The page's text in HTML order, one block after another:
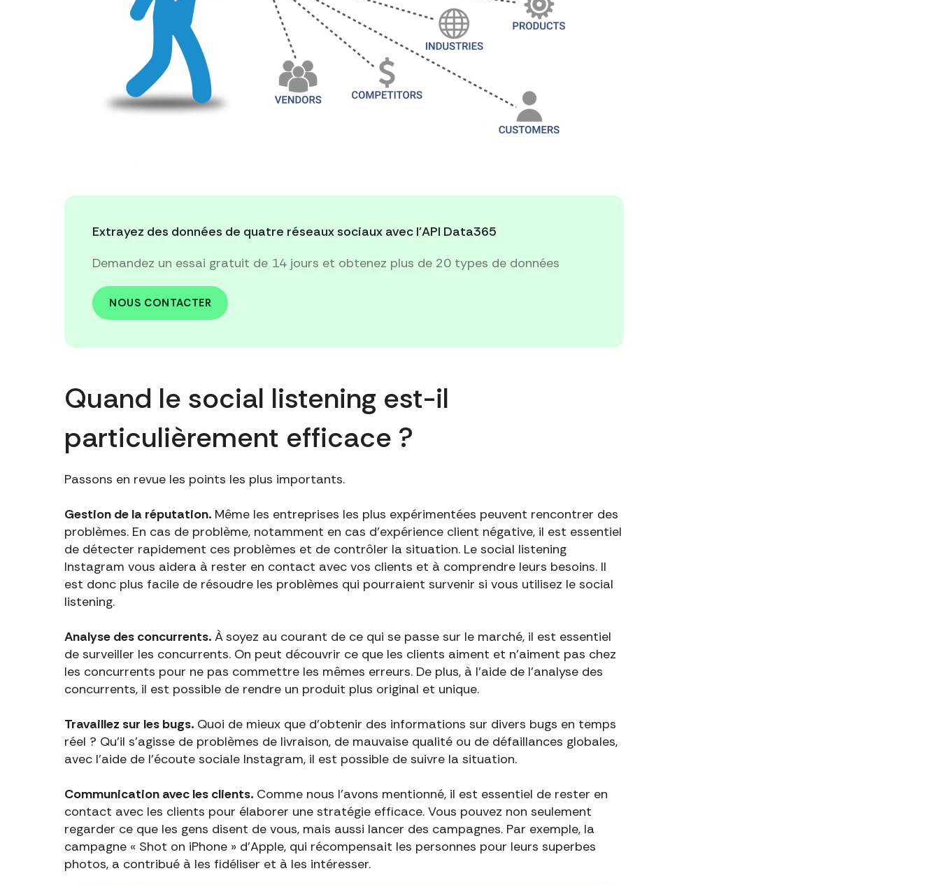
Extrayez des données de quatre réseaux sociaux avec l'API Data365
Demandez un essai gratuit de 14 jours et obtenez plus de 20 types de données
NOUS CONTACTER
Quand le social listening est-il
particulièrement efficace ?
Passons en revue les points les plus importants.
Gestion de la réputation. Même les entreprises les plus expérimentées peuvent rencontrer des
problèmes. En cas de problème, notamment en cas d'expérience client négative, il est essentiel
de détecter rapidement ces problèmes et de contrôler la situation. Le social listening
Instagram vous aidera à rester en contact avec vos clients et à comprendre leurs besoins. Il
est donc plus facile de résoudre les problèmes qui pourraient survenir si vous utilisez le social
listening.
Analyse des concurrents. Àsoyez au courant de ce qui se passe sur le marché, il est essentiel
de surveiller les concurrents. On peut découvrir ce que les clients aiment et n'aiment pas chez
les concurrents pour ne pas commettre les mêmes erreurs. De plus, à l'aide de l'analyse des
concurrents, il est possible de rendre un produit plus original et unique.
Travaillez sur les bugs. Quoi de mieux que d'obtenir des informations sur divers bugs en temps
réel ? Qu'il s'agisse de problèmes de livraison, de mauvaise qualité ou de défaillances globales,
avec l'aide de l'écoute sociale Instagram, il est possible de suivre la situation.
Communication avec les clients. Comme nous l'avons mentionné, il est essentiel de rester en
contact avec les clients pour élaborer une stratégie efficace. Vous pouvez non seulement
regarder ce que les gens disent de vous, mais aussi lancer des campagnes. Par exemple, la
campagne « Shot on iPhone » d'Apple, qui récompensait les personnes pour leurs superbes
photos, a contribué à les fidéliser et à les intéresser.